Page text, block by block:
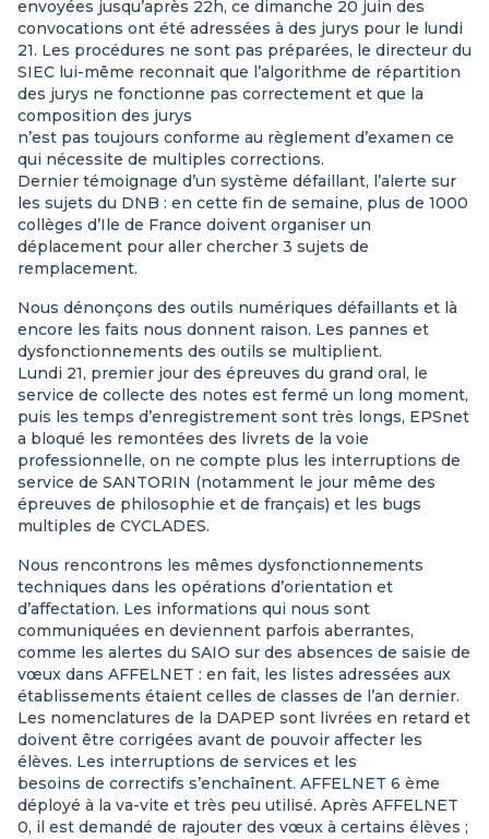
envoyées jusqu’après 22h, ce dimanche 20 juin des
convocations ont été adressées à des jurys pour le lundi
21. Les procédures ne sont pas préparées, le directeur du
SIEC lui-même reconnait que l’algorithme de répartition
des jurys ne fonctionne pas correctement et que la
composition des jurys
n’est pas toujours conforme au règlement d’examen ce
qui nécessite de multiples corrections.
Dernier témoignage d’un système défaillant, l’alerte sur
les sujets du DNB : en cette fin de semaine, plus de 1000
collèges d’Ile de France doivent organiser un
déplacement pour aller chercher 3 sujets de
remplacement.
Nous dénonçons des outils numériques défaillants et là
encore les faits nous donnent raison. Les pannes et
dysfonctionnements des outils se multiplient.
Lundi 21, premier jour des épreuves du grand oral, le
service de collecte des notes est fermé un long moment,
puis les temps d’enregistrement sont très longs, EPSnet
a bloqué les remontées des livrets de la voie
professionnelle, on ne compte plus les interruptions de
service de SANTORIN (notamment le jour même des
épreuves de philosophie et de français) et les bugs
multiples de CYCLADES.
Nous rencontrons les mêmes dysfonctionnements
techniques dans les opérations d’orientation et
d’affectation. Les informations qui nous sont
communiquées en deviennent parfois aberrantes,
comme les alertes du SAIO sur des absences de saisie de
vœux dans AFFELNET : en fait, les listes adressées aux
établissements étaient celles de classes de l’an dernier.
Les nomenclatures de la DAPEP sont livrées en retard et
doivent être corrigées avant de pouvoir affecter les
élèves. Les interruptions de services et les
besoins de correctifs s’enchaînent. AFFELNET 6 ème
déployé à la va-vite et très peu utilisé. Après AFFELNET
0, il est demandé de rajouter des vœux à certains élèves ;